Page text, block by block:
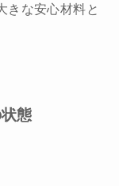
きな安心材料と
態